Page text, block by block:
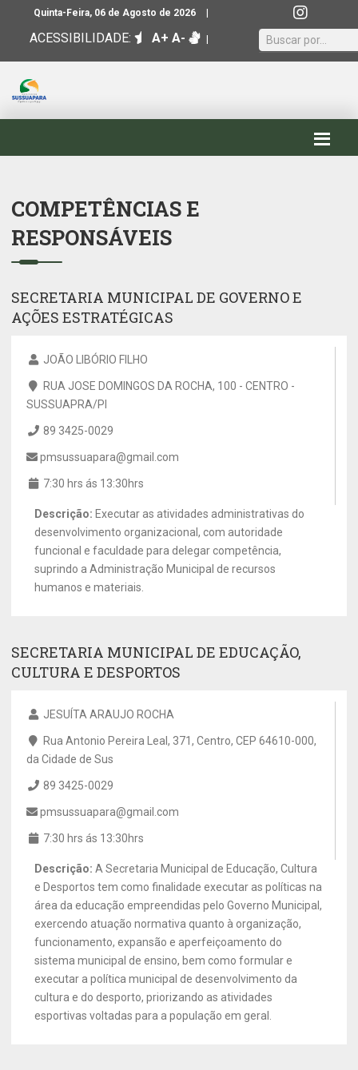
Quinta-Feira, 06 de Agosto de 2026 |
ACESSIBILIDADE: A+ A- |
COMPETÊNCIAS E
RESPONSÁVEIS
SECRETARIA MUNICIPAL DE GOVERNO E
AÇÕES ESTRATÉGICAS
JOÃO LIBÓRIO FILHO
RUA JOSE DOMINGOS DA ROCHA, 100 - CENTRO -
SUSSUAPRA/PI
89 3425-0029
pmsussuapara@gmail.com
7:30 hrs ás 13:30hrs
Descrição: Executar as atividades administrativas do
desenvolvimento organizacional, com autoridade
funcional e faculdade para delegar competência,
suprindo a Administração Municipal de recursos
humanos e materiais.
SECRETARIA MUNICIPAL DE EDUCAÇÃO,
CULTURA E DESPORTOS
JESUÍTA ARAUJO ROCHA
Rua Antonio Pereira Leal, 371, Centro, CEP 64610-000,
da Cidade de Sus
89 3425-0029
pmsussuapara@gmail.com
7:30 hrs ás 13:30hrs
Descrição: A Secretaria Municipal de Educação, Cultura
e Desportos tem como finalidade executar as políticas na
área da educação empreendidas pelo Governo Municipal,
exercendo atuação normativa quanto à organização,
funcionamento, expansão e aperfeiçoamento do
sistema municipal de ensino, bem como formular e
executar a política municipal de desenvolvimento da
cultura e do desporto, priorizando as atividades
esportivas voltadas para a população em geral.